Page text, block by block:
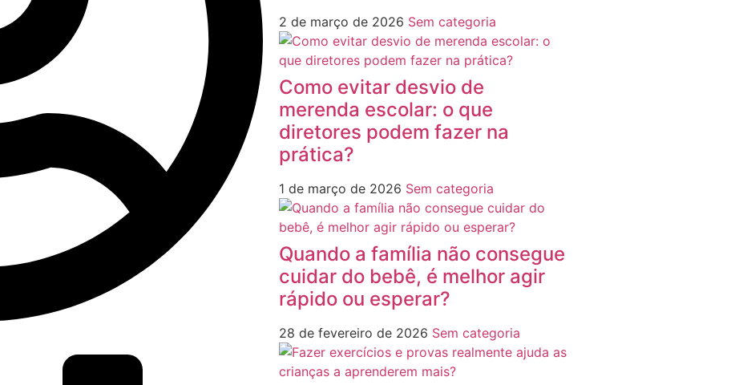
2 de março de 2026 Sem categoria
Como evitar desvio de
merenda escolar: o que
diretores podem fazer na
prática?
1 de março de 2026 Sem categoria
Quando a família não consegue
cuidar do bebê, é melhor agir
rápido ou esperar?
28 de fevereiro de 2026 Sem categoria